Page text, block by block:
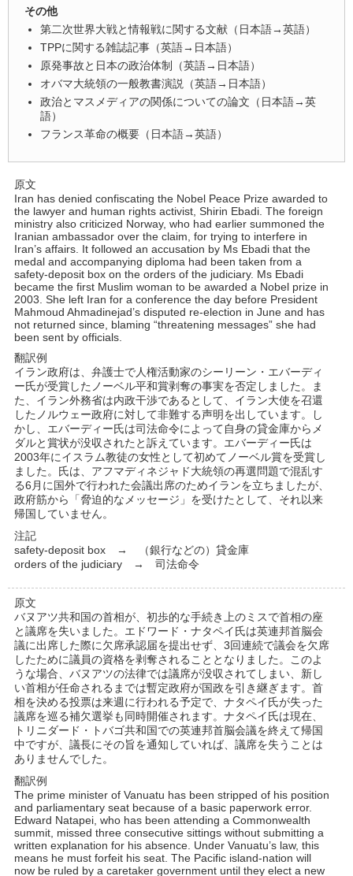
その他
第二次世界大戦と情報戦に関する文献（日本語→英語）
TPPに関する雑誌記事（英語→日本語）
原発事故と日本の政治体制（英語→日本語）
オバマ大統領の一般教書演説（英語→日本語）
政治とマスメディアの関係についての論文（日本語→英
語）
フランス革命の概要（日本語→英語）
原文
Iran has denied confiscating the Nobel Peace Prize awarded to
the lawyer and human rights activist, Shirin Ebadi. The foreign
ministry also criticized Norway, who had earlier summoned the
Iranian ambassador over the claim, for trying to interfere in
Iran’s affairs. It followed an accusation by Ms Ebadi that the
medal and accompanying diploma had been taken from a
safety-deposit box on the orders of the judiciary. Ms Ebadi
became the first Muslim woman to be awarded a Nobel prize in
2003. She left Iran for a conference the day before President
Mahmoud Ahmadinejad’s disputed re-election in June and has
not returned since, blaming “threatening messages” she had
been sent by officials.
翻訳例
イラン政府は、弁護士で人権活動家のシーリーン・エバーディ
ー氏が受賞したノーベル平和賞剥奪の事実を否定しました。ま
た、イラン外務省は内政干渉であるとして、イラン大使を召還
したノルウェー政府に対して非難する声明を出しています。し
かし、エバーディー氏は司法命令によって自身の貸金庫からメ
ダルと賞状が没収されたと訴えています。エバーディー氏は
2003年にイスラム教徒の女性として初めてノーベル賞を受賞し
ました。氏は、アフマディネジャド大統領の再選問題で混乱す
る6月に国外で行われた会議出席のためイランを立ちましたが、
政府筋から「脅迫的なメッセージ」を受けたとして、それ以来
帰国していません。
注記
safety-deposit box → （銀行などの）貸金庫
orders of the judiciary → 司法命令
原文
バヌアツ共和国の首相が、初歩的な手続き上のミスで首相の座
と議席を失いました。エドワード・ナタペイ氏は英連邦首脳会
議に出席した際に欠席承認届を提出せず、3回連続で議会を欠席
したために議員の資格を剥奪されることとなりました。このよ
うな場合、バヌアツの法律では議席が没収されてしまい、新し
い首相が任命されるまでは暫定政府が国政を引き継ぎます。首
相を決める投票は来週に行われる予定で、ナタペイ氏が失った
議席を巡る補欠選挙も同時開催されます。ナタペイ氏は現在、
トリニダード・トバゴ共和国での英連邦首脳会議を終えて帰国
中ですが、議長にその旨を通知していれば、議席を失うことは
ありませんでした。
翻訳例
The prime minister of Vanuatu has been stripped of his position
and parliamentary seat because of a basic paperwork error.
Edward Natapei, who has been attending a Commonwealth
summit, missed three consecutive sittings without submitting a
written explanation for his absence. Under Vanuatu’s law, this
means he must forfeit his seat. The Pacific island-nation will
now be ruled by a caretaker government until they elect a new